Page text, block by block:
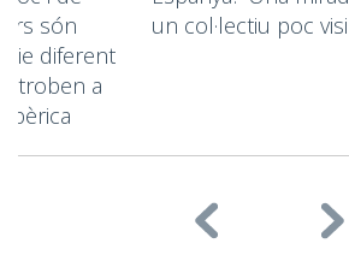
són
diferent
troben a
un col·lectiu poc